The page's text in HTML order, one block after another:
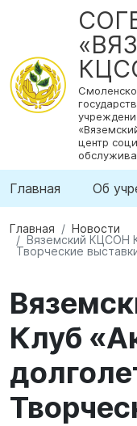
центр
Главная Об
Главная
Новости
Вяземский КЦСОН
Творческие
Клуб